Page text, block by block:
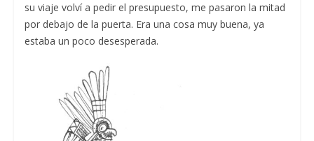
su viaje volví a pedir el presupuesto, me pasaron la mitad
por debajo de la puerta. Era una cosa muy buena, ya
estaba un poco desesperada.